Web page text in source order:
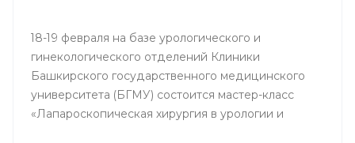
18-19 февраля на базе урологического и
гинекологического отделений Клиники
Башкирского государственного медицинского
университета (БГМУ) состоится мастер-класс
«Лапароскопическая хирургия в урологии и